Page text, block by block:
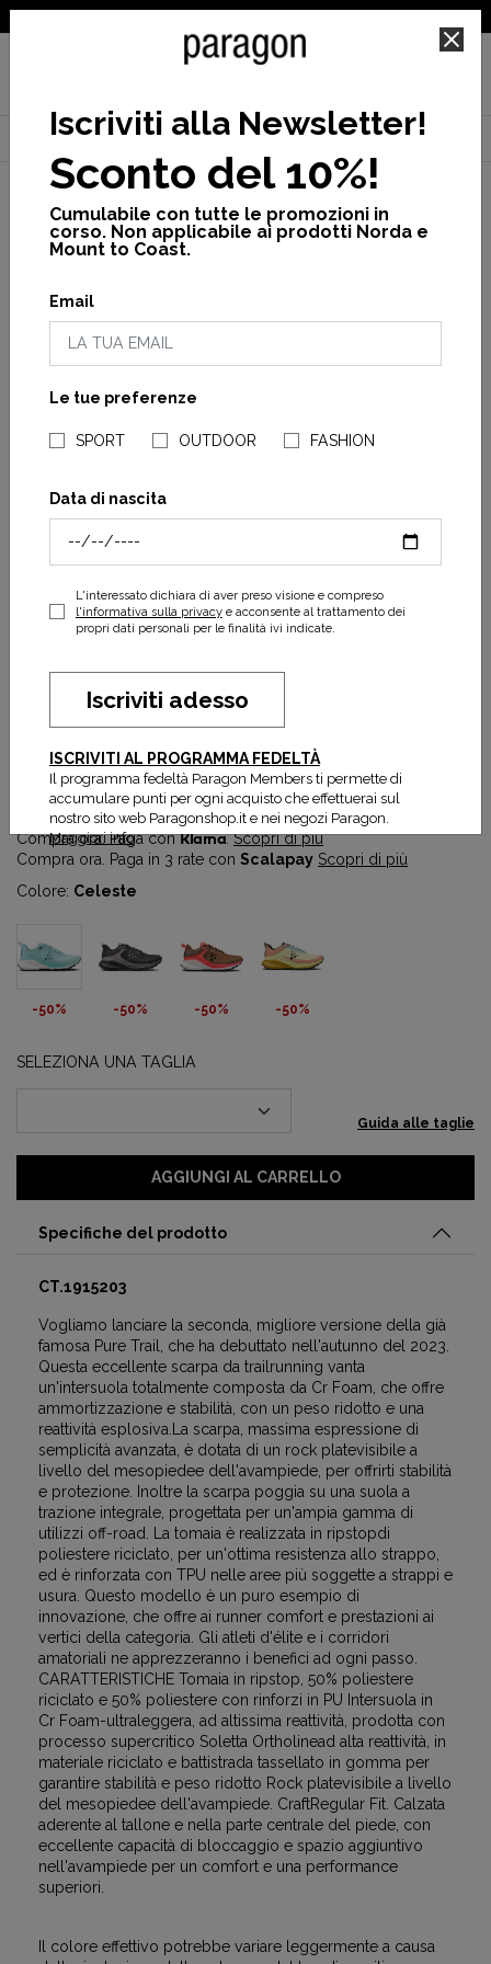
NEGOZI PARAGONSHOP
Home Craft Cross Nuovi arrivi Pure trail x w
Pure trail x w
80,00 € 160,00 €
Prezzo più basso degli ultimi 30 gg:80,00 €
Compra ora. Paga conKlarna.Scopri di più
Compra ora. Paga in 3 rate con Scalapay Scopri di più
Colore: Celeste
-50% -50% -50% -50%
SELEZIONA UNA TAGLIA
Guida alle taglie
AGGIUNGI AL CARRELLO
Specifiche del prodotto
CT.1915203
Vogliamo lanciare la seconda, migliore versione della già
famosa Pure Trail, che ha debuttato nell'autunno del 2023.
Questa eccellente scarpa da trailrunning vanta
un'intersuola totalmente composta da Cr Foam, che offre
ammortizzazione e stabilità, con un peso ridotto e una
reattività esplosiva.La scarpa, massima espressione di
semplicità avanzata, è dotata di un rock platevisibile a
livello del mesopiedee dell'avampiede, per offrirti stabilità
e protezione. Inoltre la scarpa poggia su una suola a
trazione integrale, progettata per un'ampia gamma di
utilizzi off-road. La tomaia è realizzata in ripstopdi
poliestere riciclato, per un'ottima resistenza allo strappo,
ed è rinforzata con TPU nelle aree più soggette a strappi e
usura. Questo modello è un puro esempio di
innovazione, che offre ai runner comfort e prestazioni ai
vertici della categoria. Gli atleti d'élite e i corridori
amatoriali ne apprezzeranno i benefici ad ogni passo.
CARATTERISTICHE Tomaia in ripstop, 50% poliestere
riciclato e 50% poliestere con rinforzi in PU Intersuola in
Cr Foam-ultraleggera, ad altissima reattività, prodotta con
processo supercritico Soletta Ortholinead alta reattività, in
materiale riciclato e battistrada tassellato in gomma per
garantire stabilità e peso ridotto Rock platevisibile a livello
del mesopiedee dell'avampiede. CraftRegular Fit. Calzata
aderente al tallone e nella parte centrale del piede, con
eccellente capacità di bloccaggio e spazio aggiuntivo
nell'avampiede per un comfort e una performance
superiori.
Il colore effettivo potrebbe variare leggermente a causa
Iscriviti alla Newsletter!
Sconto del 10%!
Cumulabile con tutte le promozioni in
corso. Non applicabile ai prodotti Norda e
Mount to Coast.
Email
Le tue preferenze
SPORT OUTDOOR FASHION
Data di nascita
L'interessato dichiara di aver preso visione e compreso
l'informativa sulla privacye acconsente al trattamento dei
propri dati personali per le finalità ivi indicate.
Iscriviti adesso
ISCRIVITI AL PROGRAMMA FEDELTÀ
Il programma fedeltà Paragon Members ti permette di
accumulare punti per ogni acquisto che effettuerai sul
nostro sito web Paragonshop.it e nei negozi Paragon.
Maggiori info